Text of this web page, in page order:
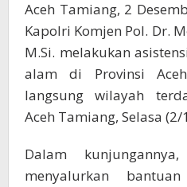
Aceh Tamiang, 2
Kapolri Komjen Pol. Dr.
M.Si. melakukan
alam di Provinsi
langsung wilayah
Aceh Tamiang, Selasa (2/
Dalam
menyalurkan